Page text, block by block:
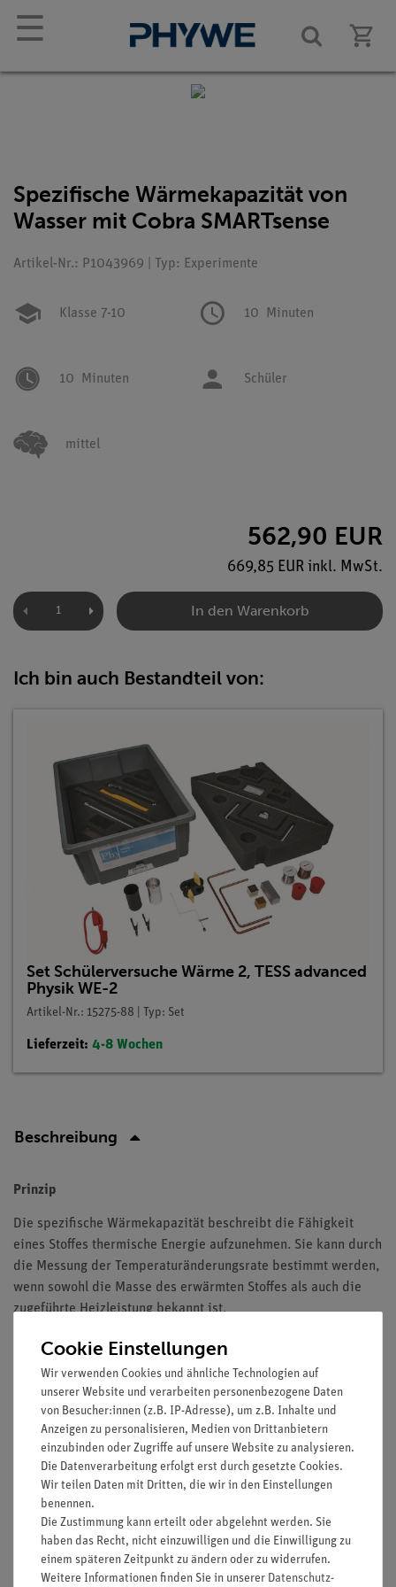
☰
Spezifische Wärmekapazität von
Wasser mit Cobra SMARTsense
Artikel-Nr.: P1043969 | Typ: Experimente
Klasse 7-10 10 Minuten
10 Minuten Schüler
mittel
562,90 EUR
669,85 EUR inkl. MwSt.
In den Warenkorb
Ich bin auch Bestandteil von:
Set Schülerversuche Wärme 2, TESS advanced
Physik WE-2
Artikel-Nr.: 15275-88 | Typ: Set
Lieferzeit: 4-8 Wochen
Beschreibung
Prinzip
Die spezifische Wärmekapazität beschreibt die Fähigkeit
eines Stoffes thermische Energie aufzunehmen. Sie kann durch
die Messung der Temperaturänderungsrate bestimmt werden,
wenn sowohl die Masse des erwärmten Stoffes als auch die
zugeführte Heizleistung bekannt ist.
Vorteile
Besonders verständliche und didaktisch aufbereitete
Versuchsbeschreibung (Alltagsbezug etc.) inkl.
Protokollfragen
Zukunftsorientiert unterrichten: Einbindung in den
digitalen naturwissenschaftlichen Unterricht mit Tablets
Erhöhte Motivation bei Schüler/innen durch Nutzung der
intuitiven measureAPP
Steigerung der Medienkompetenz
Aufgaben
Cookie Einstellungen
Wir verwenden Cookies und ähnliche Technologien auf
unserer Website und verarbeiten personenbezogene Daten
von Besucher:innen (z.B. IP-Adresse), um z.B. Inhalte und
Anzeigen zu personalisieren, Medien von Drittanbietern
einzubinden oder Zugriffe auf unsere Website zu analysieren.
Die Datenverarbeitung erfolgt erst durch gesetzte Cookies.
Wir teilen Daten mit Dritten, die wir in den Einstellungen
benennen.
Die Zustimmung kann erteilt oder abgelehnt werden. Sie
haben das Recht, nicht einzuwilligen und die Einwilligung zu
einem späteren Zeitpunkt zu ändern oder zu widerrufen.
Weitere Informationen finden Sie in unserer Daten­schutz­